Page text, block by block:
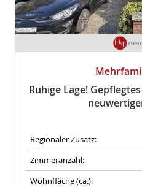
Ruhige Lage!
Regionaler Zusatz:
Zimmeranzahl:
Wohnfläche (ca.):